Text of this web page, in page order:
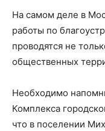
На самом деле в
работы по
проводятся не
общественных
Необходимо
Комплекса
что в поселении